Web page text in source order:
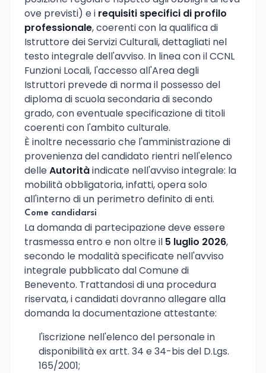
ove previsti) e i requisiti specifici di profilo
professionale, coerenti con la qualifica di
Istruttore dei Servizi Culturali, dettagliati nel
testo integrale dell'avviso. In linea con il CCNL
Funzioni Locali, l'accesso all'Area degli
Istruttori prevede di norma il possesso del
diploma di scuola secondaria di secondo
grado, con eventuale specificazione di titoli
coerenti con l'ambito culturale.
È inoltre necessario che l'amministrazione di
provenienza del candidato rientri nell'elenco
delleAutoritàindicate nell'avviso integrale: la
mobilità obbligatoria, infatti, opera solo
all'interno di un perimetro definito di enti.
Come candidarsi
La domanda di partecipazione deve essere
trasmessa entro e non oltre il 5 luglio 2026,
secondo le modalità specificate nell'avviso
integrale pubblicato dal Comune di
Benevento. Trattandosi di una procedura
riservata, i candidati dovranno allegare alla
domanda la documentazione attestante:
l'iscrizione nell'elenco del personale in
disponibilità ex artt. 34 e 34-bis del D.Lgs.
165/2001;